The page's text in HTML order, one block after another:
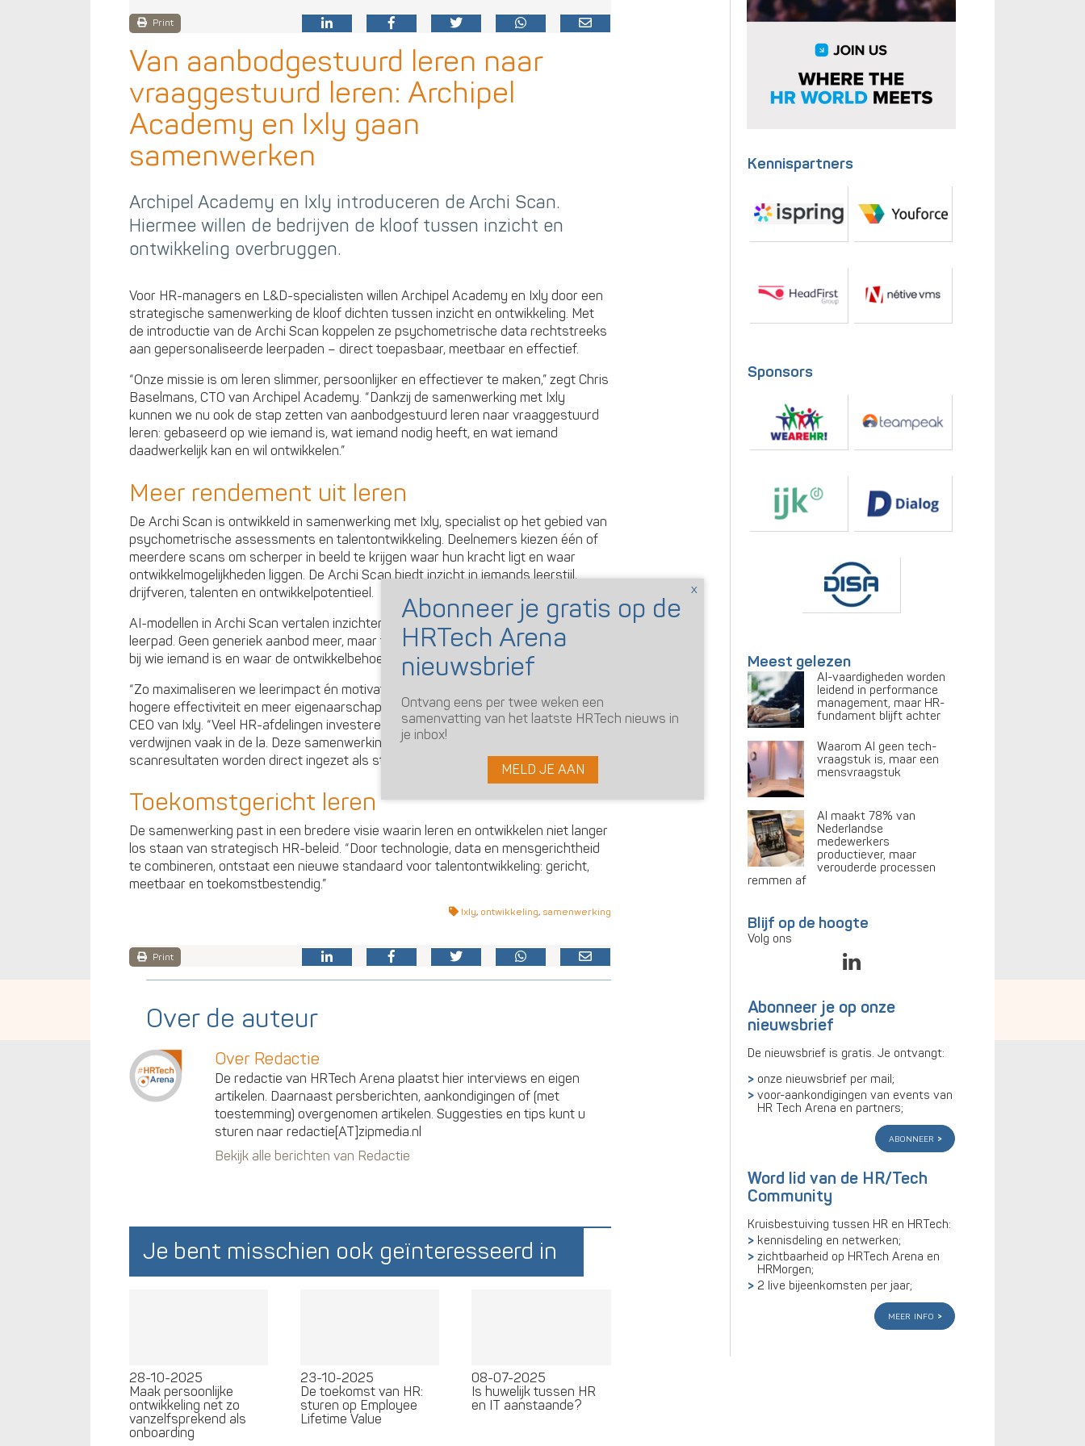
Print
Van aanbodgestuurd leren naar
vraaggestuurd leren: Archipel
Academy en Ixly gaan
samenwerken
Archipel Academy en Ixly introduceren de Archi Scan.
Hiermee willen de bedrijven de kloof tussen inzicht en
ontwikkeling overbruggen.
Voor HR-managers en L&D-specialisten willen Archipel Academy en Ixly door een
strategische samenwerking de kloof dichten tussen inzicht en ontwikkeling. Met
de introductie van de Archi Scan koppelen ze psychometrische data rechtstreeks
aan gepersonaliseerde leerpaden – direct toepasbaar, meetbaar en effectief.
“Onze missie is om leren slimmer, persoonlijker en effectiever te maken,” zegt Chris
Baselmans, CTO van Archipel Academy. “Dankzij de samenwerking met Ixly
kunnen we nu ook de stap zetten van aanbodgestuurd leren naar vraaggestuurd
leren: gebaseerd op wie iemand is, wat iemand nodig heeft, en wat iemand
daadwerkelijk kan en wil ontwikkelen.”
Meer rendement uit leren
De Archi Scan is ontwikkeld in samenwerking met Ixly, specialist op het gebied van
psychometrische assessments en talentontwikkeling. Deelnemers kiezen één of
meerdere scans om scherper in beeld te krijgen waar hun kracht ligt en waar
ontwikkelmogelijkheden liggen. De Archi Scan biedt inzicht in iemands leerstijl,
drijfveren, talenten en ontwikkelpotentieel.
AI-modellen in Archi Scan vertalen inzichten direct naar een op maat gemaakt
leerpad. Geen generiek aanbod meer, maar trainingen en opleidingen die aansluiten
bij wie iemand is en waar de ontwikkelbehoefte het grootst is.
“Zo maximaliseren we leerimpact én motivatie – en dat zie je terug in lagere uitval,
hogere effectiviteit en meer eigenaarschap,” aldus Dirk-Jan van de Werfhorst,
CEO van Ixly. “Veel HR-afdelingen investeren al in assessments, maar de inzichten
verdwijnen vaak in de la. Deze samenwerking brengt daar verandering in. De
scanresultaten worden direct ingezet als startpunt voor ontwikkeling.”
Toekomstgericht leren
De samenwerking past in een bredere visie waarin leren en ontwikkelen niet langer
los staan van strategisch HR-beleid. “Door technologie, data en mensgerichtheid
te combineren, ontstaat een nieuwe standaard voor talentontwikkeling: gericht,
meetbaar en toekomstbestendig.”
Ixly, ontwikkeling, samenwerking
Print
Over de auteur
Over Redactie
De redactie van HRTech Arena plaatst hier interviews en eigen
artikelen. Daarnaast persberichten, aankondigingen of (met
toestemming) overgenomen artikelen. Suggesties en tips kunt u
sturen naar redactie[AT]zipmedia.nl
Bekijk alle berichten van Redactie
Je bent misschien ook geïnteresseerd in
28-10-2025
Maak persoonlijke
ontwikkeling net zo
vanzelfsprekend als
onboarding
23-10-2025
De toekomst van HR:
sturen op Employee
Lifetime Value
08-07-2025
Is huwelijk tussen HR
en IT aanstaande?
Kennispartners
Sponsors
Meest gelezen
AI-vaardigheden worden
leidend in performance
management, maar HR-
fundament blijft achter
Waarom AI geen tech-
vraagstuk is, maar een
mensvraagstuk
AI maakt 78% van
Nederlandse
medewerkers
productiever, maar
verouderde processen
remmen af
Blijf op de hoogte
Volg ons
Abonneer je op onze
nieuwsbrief
De nieuwsbrief is gratis. Je ontvangt:
onze nieuwsbrief per mail;
voor-aankondigingen van events van
HR Tech Arena en partners;
abonneer
Word lid van de HR/Tech
Community
Kruisbestuiving tussen HR en HRTech:
kennisdeling en netwerken;
zichtbaarheid op HRTech Arena en
HRMorgen;
2 live bijeenkomsten per jaar;
meer info
Ontvang eens per twee weken een
samenvatting van het laatste HRTech nieuws in
je inbox!
MELD JE AAN